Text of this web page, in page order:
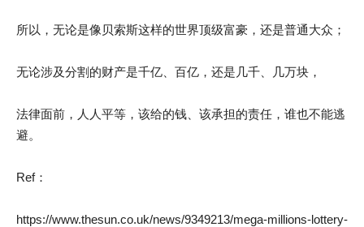
所以，无论是像贝索斯这样的世界顶级富豪，还是普通大众；
无论涉及分割的财产是千亿、百亿，还是几千、几万块，
法律面前，人人平等，该给的钱、该承担的责任，谁也不能逃
避。
Ref：
https://www.thesun.co.uk/news/9349213/mega-millions-lottery-